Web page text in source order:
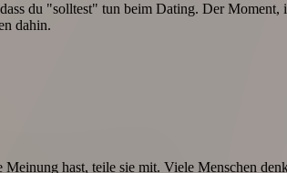
du "solltest" tun beim Dating. Der
dahin.
hast, teile sie mit. Viele Menschen